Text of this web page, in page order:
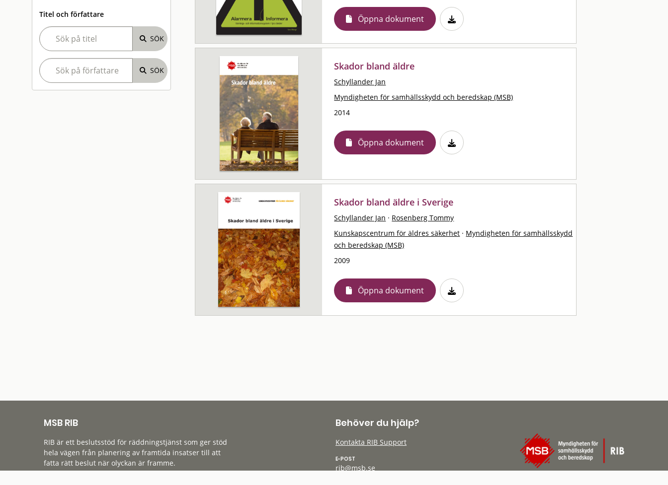
Titel och författare Öppna dokument
Skador bland äldre
Schyllander Jan
Myndigheten för samhällsskydd och beredskap (MSB)
2014
Öppna dokument
Skador bland äldre i Sverige
Schyllander Jan · Rosenberg Tommy
Kunskapscentrum för äldres säkerhet · Myndigheten för samhällsskydd
och beredskap (MSB)
2009
Öppna dokument
MSB RIB
RIB är ett beslutsstöd för räddningstjänst som ger stöd
hela vägen från planering av framtida insatser till att
fatta rätt beslut när olyckan är framme.
Behöver du hjälp?
Kontakta RIB Support
E-POST
rib@msb.se